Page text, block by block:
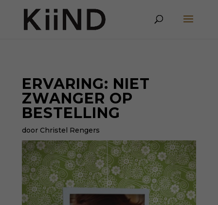
ERVARING: NIET
ZWANGER OP
BESTELLING
door Christel Rengers